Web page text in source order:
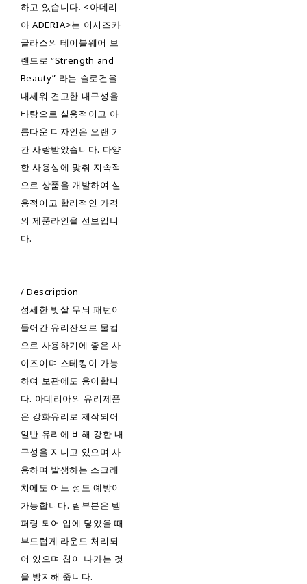
하고 있습니다. <아데리
아 ADERIA>는 이시즈카
글라스의 테이블웨어 브
랜드로 “Strength and
Beauty” 라는 슬로건을
내세워 견고한 내구성을
바탕으로 실용적이고 아
름다운 디자인은 오랜 기
간 사랑받았습니다. 다양
한 사용성에 맞춰 지속적
으로 상품을 개발하여 실
용적이고 합리적인 가격
의 제품라인을 선보입니
다.
/ Description
섬세한 빗살 무늬 패턴이
들어간 유리잔으로 물컵
으로 사용하기에 좋은 사
이즈이며 스테킹이 가능
하여 보관에도 용이합니
다. 아데리아의 유리제품
은 강화유리로 제작되어
일반 유리에 비해 강한 내
구성을 지니고 있으며 사
용하며 발생하는 스크래
치에도 어느 정도 예방이
가능합니다. 림부분은 템
퍼링 되어 입에 닿았을 때
부드럽게 라운드 처리되
어 있으며 칩이 나가는 것
을 방지해 줍니다.